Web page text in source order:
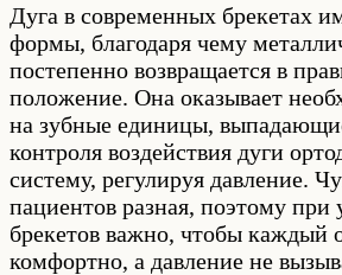
Дуга в современных брекетах
формы, благодаря чему
постепенно возвращается в
положение. Она оказывает
на зубные единицы,
контроля воздействия дуги
систему, регулируя давление.
пациентов разная, поэтому при
брекетов важно, чтобы каждый
комфортно, а давление не